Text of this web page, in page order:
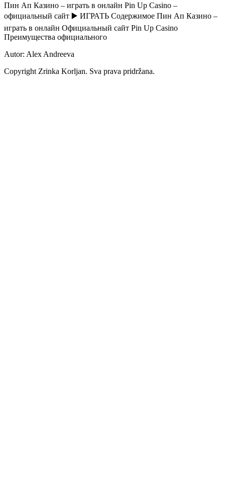
Пин Ап Казино – играть в онлайн Pin Up Casino –
официальный сайт ▶️ ИГРАТЬ Содержимое Пин Ап Казино –
играть в онлайн Официальный сайт Pin Up Casino
Преимущества официального
Autor: Alex Andreeva
Copyright Zrinka Korljan. Sva prava pridržana.